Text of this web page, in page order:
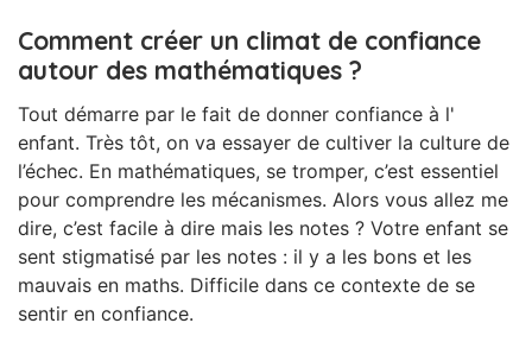
Comment créer un climat de confiance
autour des mathématiques ?
Tout démarre par le fait de donner confiance à l'
enfant. Très tôt, on va essayer de cultiver la culture de
l’échec. En mathématiques, se tromper, c’est essentiel
pour comprendre les mécanismes. Alors vous allez me
dire, c’est facile à dire mais les notes ? Votre enfant se
sent stigmatisé par les notes : il y a les bons et les
mauvais en maths. Difficile dans ce contexte de se
sentir en confiance.